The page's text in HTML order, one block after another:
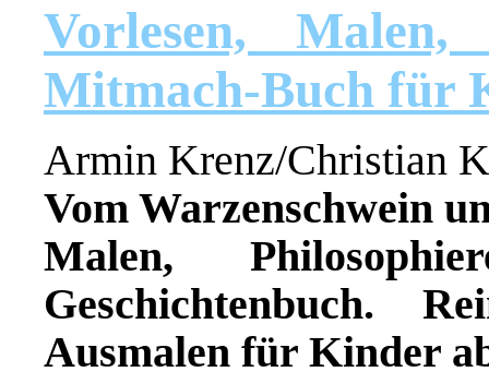
Vorlesen,
Mitmach-Buch für
Armin Krenz/Christian
Vom Warzenschwein
Malen,
Geschichtenbuch.
Ausmalen für Kinder